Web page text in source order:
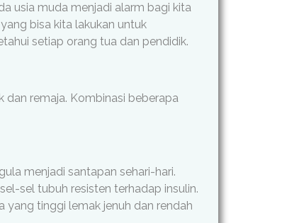
usia muda menjadi alarm bagi kita
bisa kita lakukan untuk
setiap orang tua dan pendidik.
dan remaja. Kombinasi beberapa
menjadi santapan sehari-hari.
sel tubuh resisten terhadap insulin.
yang tinggi lemak jenuh dan rendah